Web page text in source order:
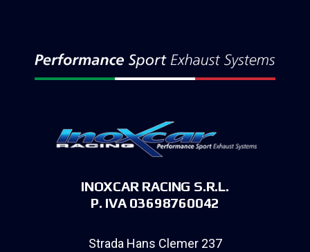
INOXCAR RACING S.R.L.
P. IVA 03698760042
Strada Hans Clemer 237